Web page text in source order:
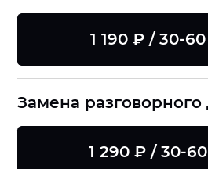
1 190 ₽ / 30-
Замена
1 290 ₽ / 30-